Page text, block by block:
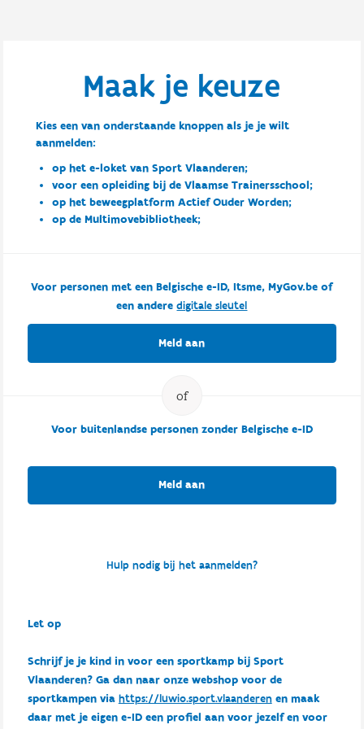
Maak je keuze
Kies een van onderstaande knoppen als je je wilt
aanmelden:
op het e-loket van Sport Vlaanderen;
voor een opleiding bij de Vlaamse Trainersschool;
op het beweegplatform Actief Ouder Worden;
op de Multimovebibliotheek;
Voor personen met een Belgische e-ID, Itsme, MyGov.be of
een anderedigitale sleutel
Meld aan
Voor buitenlandse personen zonder Belgische e-ID
Meld aan
Hulp nodig bij het aanmelden?
Let op
Schrijf je je kind in voor een sportkamp bij Sport
Vlaanderen? Ga dan naar onze webshop voor de
sportkampen via https://luwio.sport.vlaanderenen maak
daar met je eigen e-ID een profiel aan voor jezelf en voor